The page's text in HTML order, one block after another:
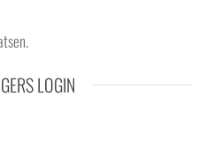
LOGIN